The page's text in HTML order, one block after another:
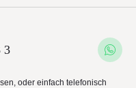
3
oder einfach telefonisch